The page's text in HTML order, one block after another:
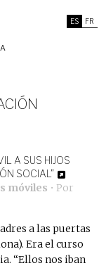
ES FR
A SUS HIJOS
SOCIAL”
móviles • Por
a las puertas
Era el curso
“Ellos nos iban